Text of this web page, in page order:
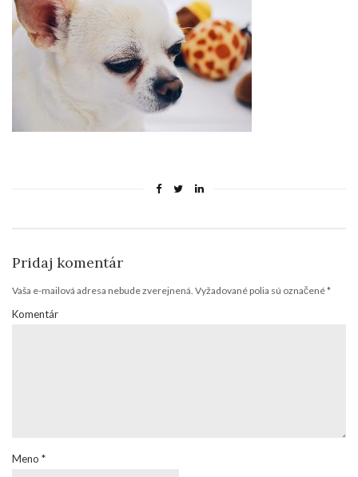
Pridaj komentár
Vaša e-mailová adresa nebude zverejnená. Vyžadované polia sú označené*
Komentár
Meno *